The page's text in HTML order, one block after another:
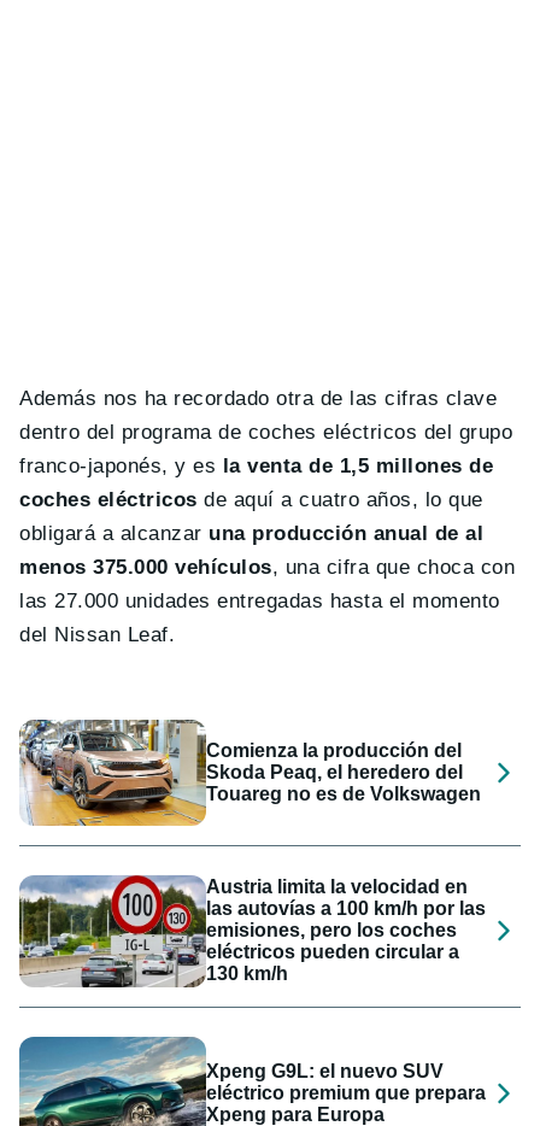
Además nos ha recordado otra de las cifras clave
dentro del programa de coches eléctricos del grupo
franco-japonés, y es
la venta de 1,5 millones de
coches eléctricos de aquí a cuatro años, lo que
obligará a alcanzar una producción anual de al
menos 375.000 vehículos, una cifra que choca con
las 27.000 unidades entregadas hasta el momento
del Nissan Leaf.
Comienza la producción del
Skoda Peaq, el heredero del
Touareg no es de Volkswagen
Austria limita la velocidad en
las autovías a 100 km/h por las
emisiones, pero los coches
eléctricos pueden circular a
130 km/h
Xpeng G9L: el nuevo SUV
eléctrico premium que prepara
Xpeng para Europa